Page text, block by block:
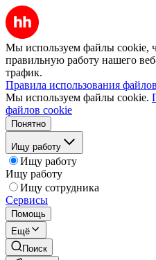
Мы используем файлы cookie,
правильную работу нашего
трафик.
Правила использования
Мы используем файлы cookie.
файлов cookie
Понятно
Ищу работу
Ищу работу
Ищу работу
Ищу сотрудника
Сервисы
Помощь
Ещё
Поиск